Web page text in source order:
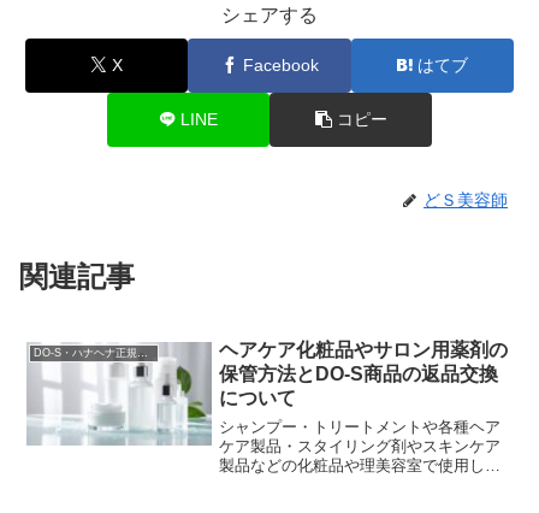
シェアする
X Facebook はてブ
LINE コピー
どＳ美容師
関連記事
DO-S・ハナヘナ正規販売店
ヘアケア化粧品やサロン用薬剤の
保管方法とDO-S商品の返品交換
について
シャンプー・トリートメントや各種ヘア
ケア製品・スタイリング剤やスキンケア
製品などの化粧品や理美容室で使用して